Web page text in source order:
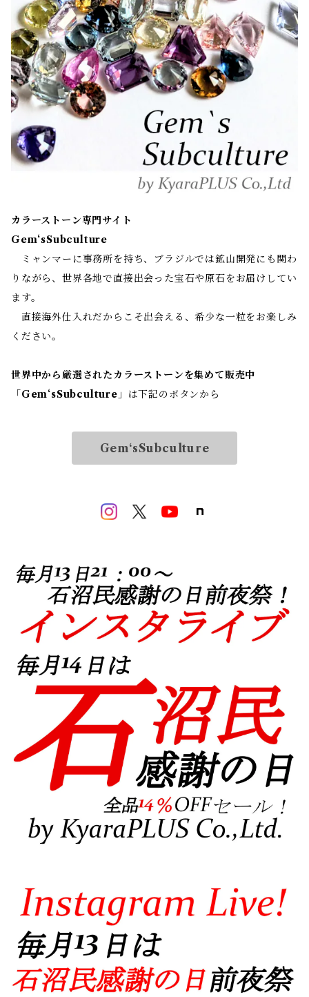
カラーストーン専門サイト
Gem‘sSubculture
ミャンマーに事務所を持ち、ブラジルでは鉱山開発にも関わ
りながら、世界各地で直接出会った宝石や原石をお届けしてい
ます。
直接海外仕入れだからこそ出会える、希少な一粒をお楽しみ
ください。
世界中から厳選されたカラーストーンを集めて販売中
「 Gem‘sSubculture 」は下記のボタンから
Gem‘sSubculture